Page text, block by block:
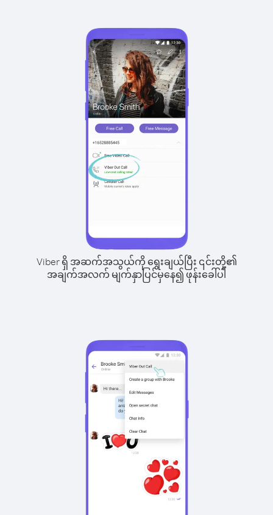
Viber ရှိ အဆက်အသွယ်ကို ရွေးချယ်ပြီး ၎င်းတို့၏
အချက်အလက် မျက်နှာပြင်မှနေ၍ ဖုန်းခေါ်ပါ